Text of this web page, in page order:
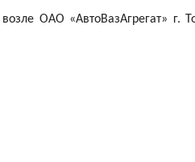
ОАО «АвтоВазАгрегат» г.